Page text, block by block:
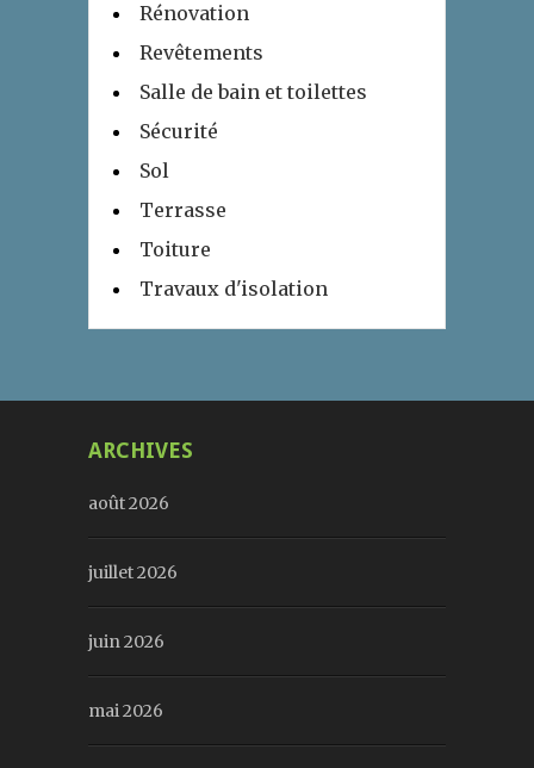
Rénovation
Revêtements
Salle de bain et toilettes
Sécurité
Sol
Terrasse
Toiture
Travaux d'isolation
ARCHIVES
août 2026
juillet 2026
juin 2026
mai 2026